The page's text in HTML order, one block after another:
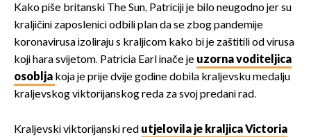
Kako piše britanski The Sun, Patriciji je bilo neugodno jer su
kraljičini zaposlenici odbili plan da se zbog pandemije
koronavirusa izoliraju s kraljicom kako bi je zaštitili od virusa
koji hara svijetom. Patricia Earl inače je uzorna voditeljica
osoblja koja je prije dvije godine dobila kraljevsku medalju
kraljevskog viktorijanskog reda za svoj predani rad.
Kraljevski viktorijanski red utjelovila je kraljica Victoria